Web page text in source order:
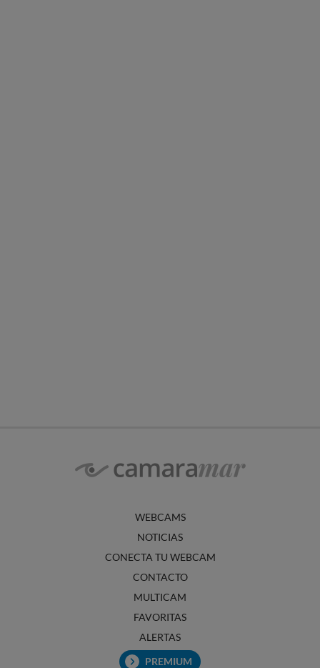
WEBCAMS
NOTICIAS
CONECTA TU WEBCAM
CONTACTO
MULTICAM
FAVORITAS
ALERTAS
PREMIUM